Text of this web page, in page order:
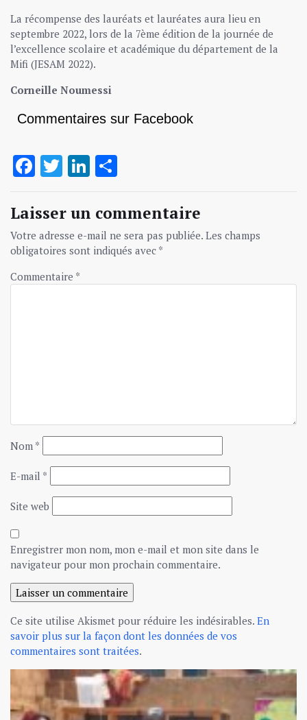
La récompense des lauréats et lauréates aura lieu en
septembre 2022, lors de la 7ème édition de la journée de
l’excellence scolaire et académique du département de la
Mifi (JESAM 2022).
Corneille Noumessi
Commentaires sur Facebook
Facebook
TwitterLinkedIn
Laisser un commentaire
Votre adresse e-mail ne sera pas publiée. Les champs
obligatoires sont indiqués avec *
Commentaire *
Nom *
E-mail *
Site web
Enregistrer mon nom, mon e-mail et mon site dans le
navigateur pour mon prochain commentaire.
Ce site utilise Akismet pour réduire les indésirables. En
savoir plus sur la façon dont les données de vos
commentaires sont traitées.